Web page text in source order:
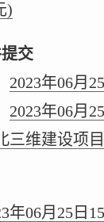
)
交
2023年06月
2023年06月
三维建设项
年06月25日